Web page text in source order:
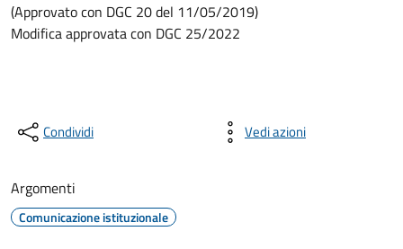
(Approvato con DGC 20 del 11/05/2019)
Modifica approvata con DGC 25/2022
Condividi Vedi azioni
Argomenti
Comunicazione istituzionale